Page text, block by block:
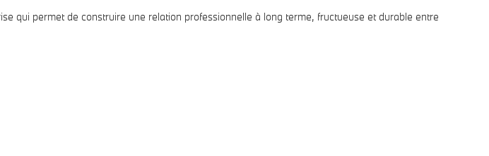
qui permet de construire une relation professionnelle à long terme, fructueuse et durable entre